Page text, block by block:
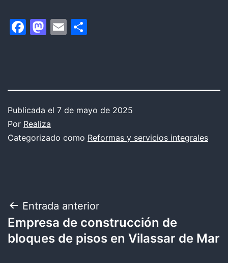
Facebook
Mastodon
Email
Publicada el 7 de mayo de 2025
Por Realiza
Categorizado como Reformas y servicios integrales
Navegación
de
entradas
Entrada anterior
Empresa de construcción de
bloques de pisos en Vilassar de Mar